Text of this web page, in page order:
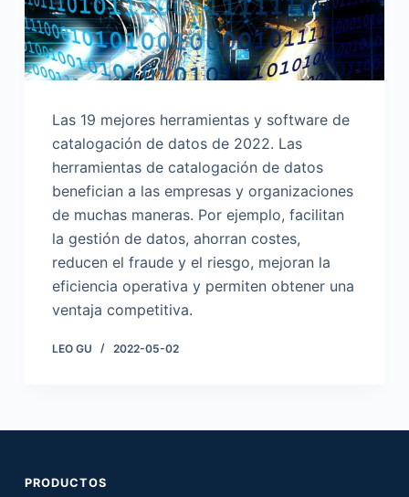
Las 19 mejores herramientas y software de
catalogación de datos de 2022. Las
herramientas de catalogación de datos
benefician a las empresas y organizaciones
de muchas maneras. Por ejemplo, facilitan
la gestión de datos, ahorran costes,
reducen el fraude y el riesgo, mejoran la
eficiencia operativa y permiten obtener una
ventaja competitiva.
LEO GU 2022-05-02
PRODUCTOS